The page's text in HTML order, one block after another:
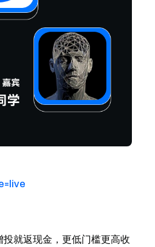
就返现金，更低门槛更高收